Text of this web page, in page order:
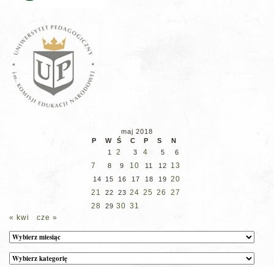
maj 2018
P
W Ś C P S
N
1
2 3 4 5 6
7 8 9 10 11 12 13
14 15 16 17 18 19 20
21
22 23 24 25 26
27
28
29 30 31
« kwi
cze »
Archiwum
Kategorie
wpisów